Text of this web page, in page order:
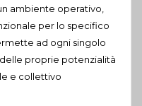
ambiente operativo,
per lo specifico
ad ogni singolo
proprie potenzialità
e collettivo